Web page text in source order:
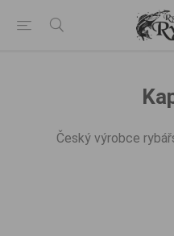
Český výrobce